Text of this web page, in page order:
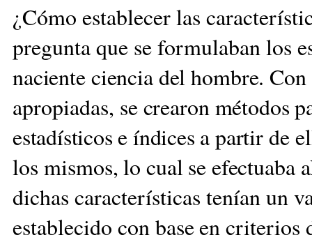
¿Cómo establecer las
pregunta que se formulaban los
naciente ciencia del hombre.
apropiadas, se crearon métodos
estadísticos e índices a partir de
los mismos, lo cual se efectuaba
dichas características tenían un
establecido con base en criterios